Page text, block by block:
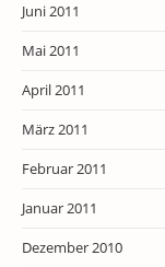
Juni 2011
Mai 2011
April 2011
März 2011
Februar 2011
Januar 2011
Dezember 2010